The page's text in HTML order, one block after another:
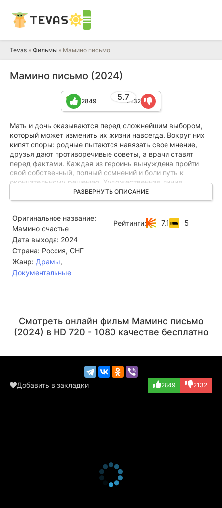
TEVAS
Tevas » Фильмы » Мамино письмо
Мамино письмо (2024)
5.7
2849 2132
Мать и дочь оказываются перед сложнейшим выбором,
который может изменить их жизни навсегда. Вокруг них
кипят споры: родные пытаются навязать свое мнение,
друзья дают противоречивые советы, а врачи ставят
перед фактами. Каждая из героинь вынуждена пройти
свой собственный, полный сомнений и боли путь к
окончательному решению. Художественная линия
сериала погружает в повседневные обстоятельства, в
которых оказывается женщина в кризисной ситуации,
выбора. Между этими драматическими сценами зритель
увидит документальные вставки. Психологи, адвокаты,
гинекологи и священнослужители честно делятся личным
опытом столкновения с проблемой абортов. Они
рассказывают о своей профессиональной и человеческой
позиции, о тех историях, которые им довелось пережить
вместе с пациентами.
РАЗВЕРНУТЬ ОПИСАНИЕ
Оригинальное название:
Мамино счастье
Дата выхода: 2024
Страна: Россия, СНГ
Жанр: Драмы,
Документальные
Рейтинги: 7.1 5
Смотреть онлайн фильм Мамино письмо
(2024) в HD 720 - 1080 качестве бесплатно
Добавить в закладки 2849 2132